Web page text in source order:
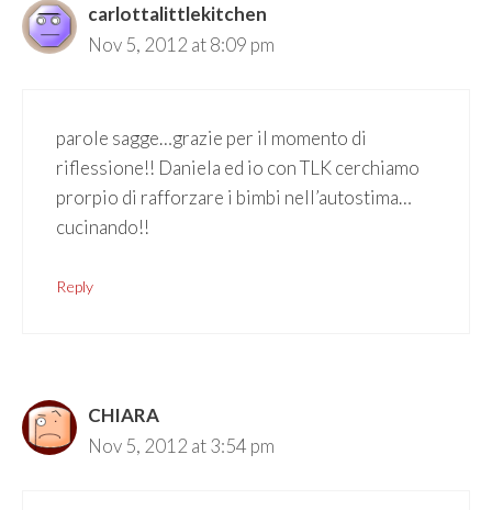
carlottalittlekitchen
Nov 5, 2012 at 8:09 pm
parole sagge…grazie per il momento di
riflessione!! Daniela ed io con TLK cerchiamo
prorpio di rafforzare i bimbi nell’autostima…
cucinando!!
Reply
CHIARA
Nov 5, 2012 at 3:54 pm